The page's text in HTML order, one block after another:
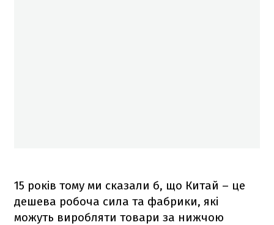
15 років тому ми сказали б, що Китай – це
дешева робоча сила та фабрики, які
можуть виробляти товари за нижчою